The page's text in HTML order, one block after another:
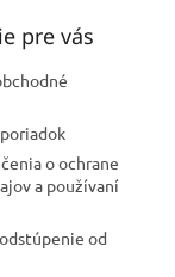
pre vás
o ochrane
a používaní
od